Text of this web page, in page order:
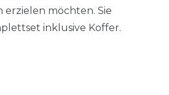
erzielen möchten. Sie
inklusive Koffer.